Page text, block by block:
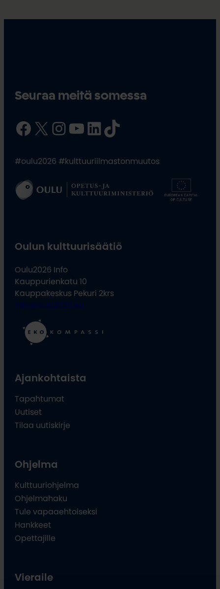
Seuraa meitä somessa
Facebook X InstagramYouTube LinkedIn TikTok
#oulu2026 #kulttuuriilmastonmuutos
Oulun kulttuurisäätiö
Oulu2026 Info
Kauppurienkatu 10
Kauppakeskus Pekuri 2krs
info@oulu2026.eu
Ajankohtaista
Tapahtumat
Uutiset
Tilaa uutiskirje
Ohjelma
Kulttuuriohjelma
Ohjelmahaku
Tule vapaaehtoiseksi
Hankkeet
Opettajille
Vieraile